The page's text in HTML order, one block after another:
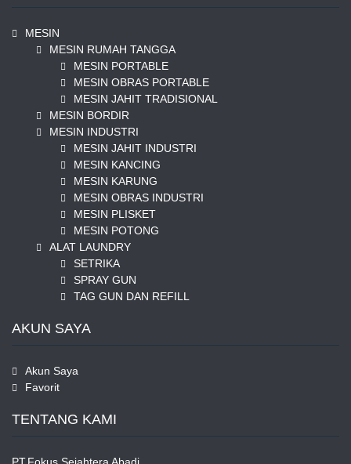
MESIN
MESIN RUMAH TANGGA
MESIN PORTABLE
MESIN OBRAS PORTABLE
MESIN JAHIT TRADISIONAL
MESIN BORDIR
MESIN INDUSTRI
MESIN JAHIT INDUSTRI
MESIN KANCING
MESIN KARUNG
MESIN OBRAS INDUSTRI
MESIN PLISKET
MESIN POTONG
ALAT LAUNDRY
SETRIKA
SPRAY GUN
TAG GUN DAN REFILL
AKUN SAYA
Akun Saya
Favorit
TENTANG KAMI